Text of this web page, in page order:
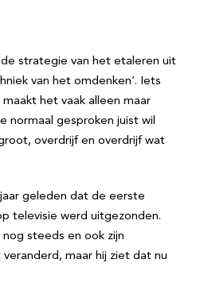
strategie van het etaleren uit
van het omdenken’. Iets
het vaak alleen maar
normaal gesproken juist wil
overdrijf en overdrijf wat
geleden dat de eerste
televisie werd uitgezonden.
steeds en ook zijn
maar hij ziet dat nu